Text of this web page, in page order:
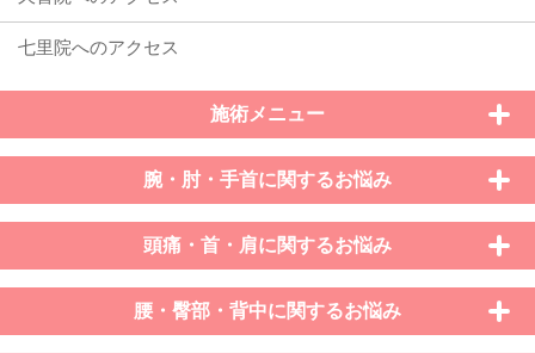
施術メニュー
腕・肘・手首に関するお悩み
頭痛・首・肩に関するお悩み
腰・臀部・背中に関するお悩み